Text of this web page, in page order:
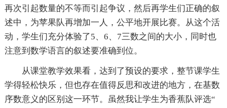
再次引起数量的不等而引起争议，然后再学生们正确的叙
述中，为苹果队再增加一人，公平地开展比赛。从这个活
动，学生们充分体验了5、6、7三数之间的大小，同时也
注意到数学语言的叙述要准确到位。
从课堂教学效果看，达到了预设的要求，整节课学生
学得轻松快乐，但也存在值得反思和改进的地方，在基数
序数意义的区别这一环节。虽然我让学生为香蕉队评选“